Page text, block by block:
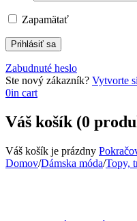
Zapamätať
Zabudnuté heslo
Ste nový zákazník? Vytvorte
0in cart
Váš košík (0
Váš košík je prázdny
Domov/Dámska móda/Topy,